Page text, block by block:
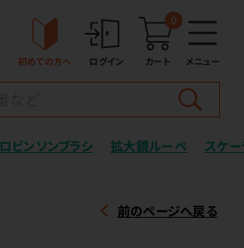
初めての方へ ログイン カート
0
メニュー
ロビンソンブラシ 拡大鏡ルーペ スケ
前のページへ戻る